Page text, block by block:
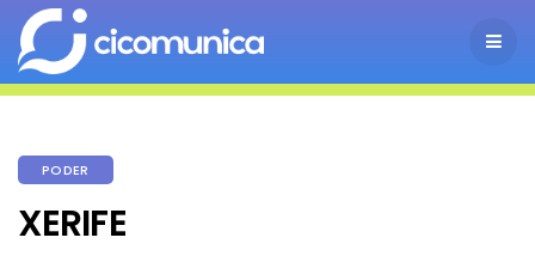
PODER
XERIFE